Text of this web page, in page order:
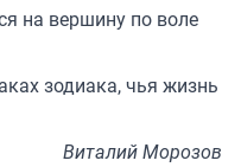
на вершину по воле
зодиака, чья жизнь
Виталий Морозов